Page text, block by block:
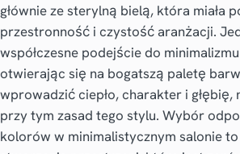
głównie ze sterylną bielą, która miała
przestronność i czystość aranżacji.
współczesne podejście do
otwierając się na bogatszą paletę
wprowadzić ciepło, charakter i głębię,
przy tym zasad tego stylu. Wybór
kolorów w minimalistycznym salonie